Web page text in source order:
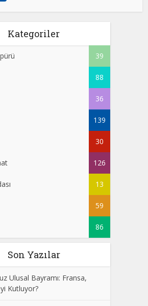
Kategoriler
39
88
36
139
30
126
13
59
86
Son Yazılar
Ulusal Bayramı: Fransa,
Kutluyor?